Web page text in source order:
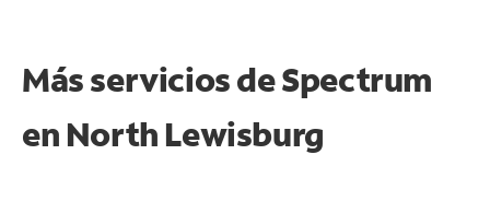
Más servicios de Spectrum
en North Lewisburg